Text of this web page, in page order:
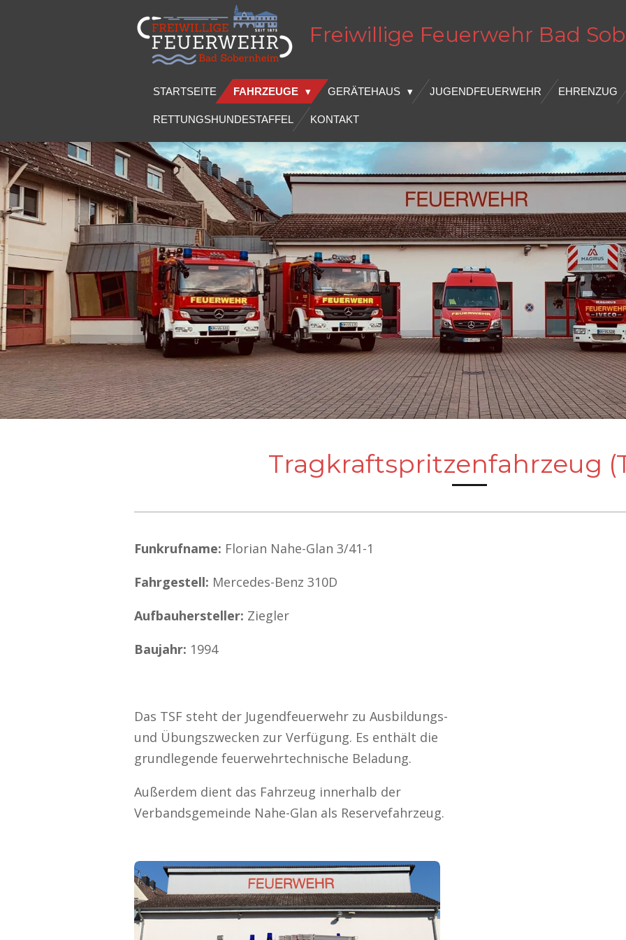
Freiwillige Feuerwehr Bad
STARTSEITE FAHRZEUGE GERÄTEHAUS JUGENDFEUERWEHR EHRENZUG
RETTUNGSHUNDESTAFFEL KONTAKT
Tragkraftspritzenfahrzeug
Funkrufname: Florian Nahe-Glan 3/41-1
Fahrgestell: Mercedes-Benz 310D
Aufbauhersteller: Ziegler
Baujahr: 1994
Das TSF steht der Jugendfeuerwehr zu Ausbildungs-
und Übungszwecken zur Verfügung. Es enthält die
grundlegende feuerwehrtechnische Beladung.
Außerdem dient das Fahrzeug innerhalb der
Verbandsgemeinde Nahe-Glan als Reservefahrzeug.